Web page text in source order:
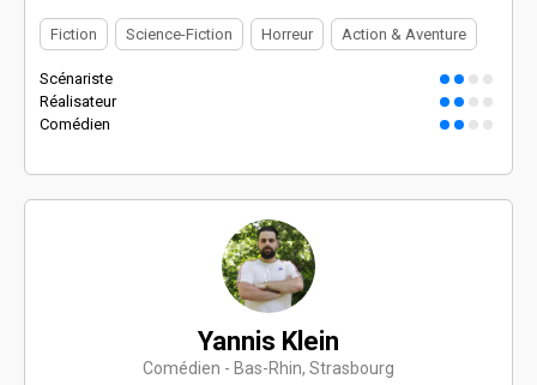
Fiction Science-Fiction Horreur Action & Aventure
Scénariste
Réalisateur
Comédien
Yannis Klein
Comédien - Bas-Rhin, Strasbourg